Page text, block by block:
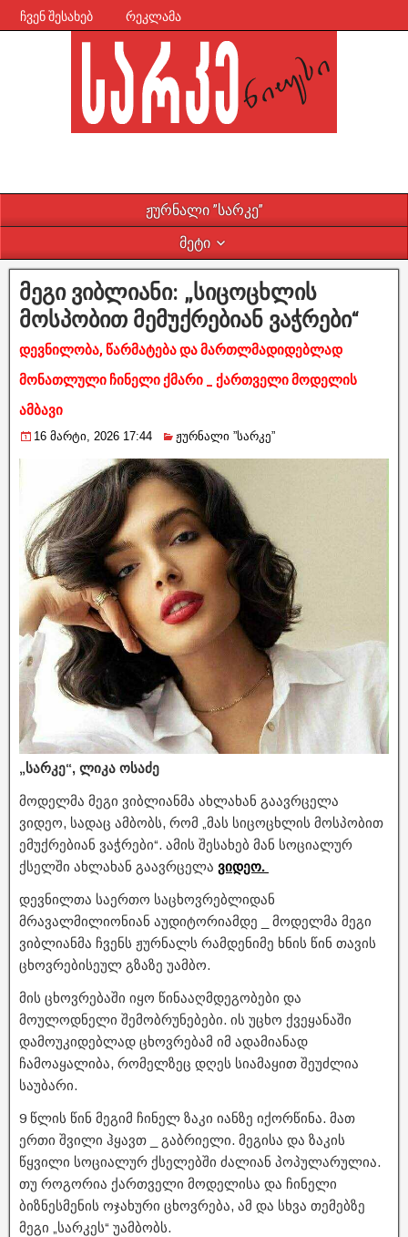
ჩვენ შესახებ რეკლამა
ჟურნალი ”სარკე”
მეტი
მეგი ვიბლიანი: „სიცოცხლის
მოსპობით მემუქრებიან ვაჭრები“
დევნილობა, წარმატება და მართლმადიდებლად
მონათლული ჩინელი ქმარი _ ქართველი მოდელის
ამბავი
16 მარტი, 2026 17:44 ჟურნალი ”სარკე”
„სარკე“, ლიკა ოსაძე
მოდელმა მეგი ვიბლიანმა ახლახან გაავრცელა
ვიდეო, სადაც ამბობს, რომ „მას სიცოცხლის მოსპობით
ემუქრებიან ვაჭრები“. ამის შესახებ მან სოციალურ
ქსელში ახლახან გაავრცელა ვიდეო.
დევნილთა საერთო საცხოვრებლიდან
მრავალმილიონიან აუდიტორიამდე _ მოდელმა მეგი
ვიბლიანმა ჩვენს ჟურნალს რამდენიმე ხნის წინ თავის
ცხოვრებისეულ გზაზე უამბო.
მის ცხოვრებაში იყო წინააღმდეგობები და
მოულოდნელი შემობრუნებები. ის უცხო ქვეყანაში
დამოუკიდებლად ცხოვრებამ იმ ადამიანად
ჩამოაყალიბა, რომელზეც დღეს სიამაყით შეუძლია
საუბარი.
9 წლის წინ მეგიმ ჩინელ ზაკი იანზე იქორწინა. მათ
ერთი შვილი ჰყავთ _ გაბრიელი. მეგისა და ზაკის
წყვილი სოციალურ ქსელებში ძალიან პოპულარულია.
თუ როგორია ქართველი მოდელისა და ჩინელი
ბიზნესმენის ოჯახური ცხოვრება, ამ და სხვა თემებზე
მეგი „სარკეს“ უამბობს.